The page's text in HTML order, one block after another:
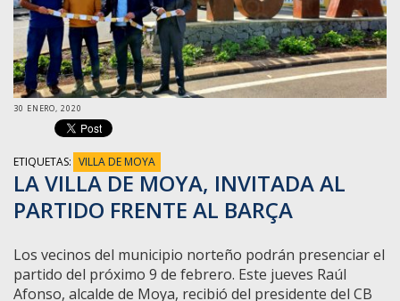
30 ENERO, 2020
ETIQUETAS: VILLA DE MOYA
LA VILLA DE MOYA, INVITADA AL
PARTIDO FRENTE AL BARÇA
Los vecinos del municipio norteño podrán presenciar el
partido del próximo 9 de febrero. Este jueves Raúl
Afonso, alcalde de Moya, recibió del presidente del CB